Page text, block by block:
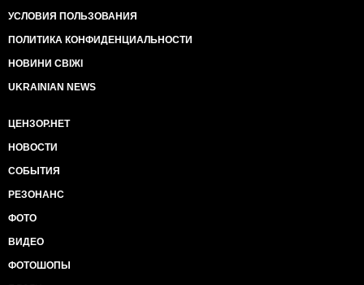
УСЛОВИЯ ПОЛЬЗОВАНИЯ
ПОЛИТИКА КОНФИДЕНЦИАЛЬНОСТИ
НОВИНИ СВІЖІ
UKRAINIAN NEWS
ЦЕНЗОР.НЕТ
НОВОСТИ
СОБЫТИЯ
РЕЗОНАНС
ФОТО
ВИДЕО
ФОТОШОПЫ